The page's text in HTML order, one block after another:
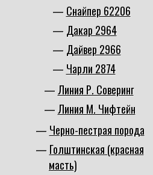
Снайпер 62206
Дакар 2964
Дайвер 2966
Чарли 2874
Линия Р. Соверинг
Линия М. Чифтейн
Черно-пестрая порода
Голштинская (красная
масть)